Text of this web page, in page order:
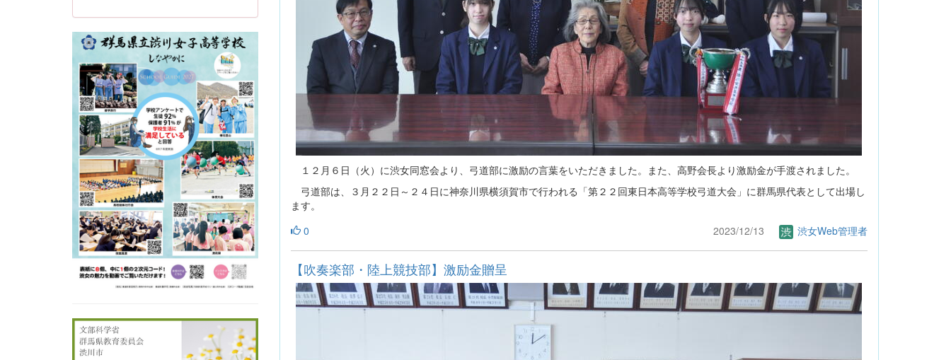
１２月６日（火）に渋女同窓会より、弓道部に激励の言葉をいただきました。また、高野会長より激励金が手渡されました。
弓道部は、３月２２日～２４日に神奈川県横須賀市で行われる「第２２回東日本高等学校弓道大会」に群馬県代表として出場し
ます。
0
2023/12/13 渋女Web管理者
【吹奏楽部・陸上競技部】激励金贈呈